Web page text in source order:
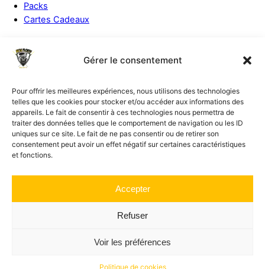
Gérer le consentement
Pour offrir les meilleures expériences, nous utilisons des technologies
telles que les cookies pour stocker et/ou accéder aux informations des
appareils. Le fait de consentir à ces technologies nous permettra de
traiter des données telles que le comportement de navigation ou les ID
uniques sur ce site. Le fait de ne pas consentir ou de retirer son
consentement peut avoir un effet négatif sur certaines caractéristiques
et fonctions.
Accepter
Refuser
Voir les préférences
Politique de cookies
Packs
Cartes Cadeaux
Politique de remboursement
Politique de cookies (UE)
Support
Suivre une commande
Mon compte
Réclamation
Contact